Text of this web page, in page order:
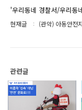
'우리동네 경찰서/우리동
현재글 (관악) 아동안전
관련글